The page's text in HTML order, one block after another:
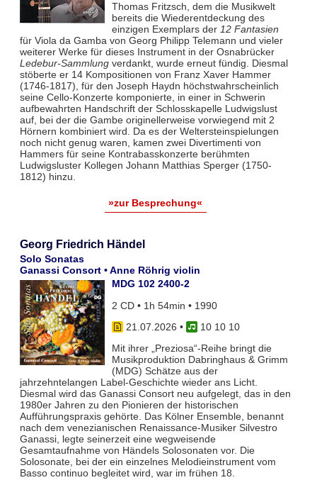
Thomas Fritzsch, dem die Musikwelt
bereits die Wiederentdeckung des
einzigen Exemplars der 12 Fantasien
für Viola da Gamba von Georg Philipp Telemann und vieler
weiterer Werke für dieses Instrument in der Osnabrücker
Ledebur-Sammlungverdankt, wurde erneut fündig. Diesmal
stöberte er 14 Kompositionen von Franz Xaver Hammer
(1746-1817), für den Joseph Haydn höchstwahrscheinlich
seine Cello-Konzerte komponierte, in einer in Schwerin
aufbewahrten Handschrift der Schlosskapelle Ludwigslust
auf, bei der die Gambe originellerweise vorwiegend mit 2
Hörnern kombiniert wird. Da es der Weltersteinspielungen
noch nicht genug waren, kamen zwei Divertimenti von
Hammers für seine Kontrabasskonzerte berühmten
Ludwigsluster Kollegen Johann Matthias Sperger (1750-
1812) hinzu.
»zur Besprechung«
Georg Friedrich Händel
Solo Sonatas
Ganassi Consort • Anne Röhrig violin
MDG 102 2400-2
2 CD • 1h 54min • 1990
21.07.2026 •
10 10 10
Mit ihrer „Preziosa“-Reihe bringt die
Musikproduktion Dabringhaus & Grimm
(MDG) Schätze aus der
jahrzehntelangen Label-Geschichte wieder ans Licht.
Diesmal wird das Ganassi Consort neu aufgelegt, das in den
1980er Jahren zu den Pionieren der historischen
Aufführungspraxis gehörte. Das Kölner Ensemble, benannt
nach dem venezianischen Renaissance-Musiker Silvestro
Ganassi, legte seinerzeit eine wegweisende
Gesamtaufnahme von Händels Solosonaten vor. Die
Solosonate, bei der ein einzelnes Melodieinstrument vom
Basso continuo begleitet wird, war im frühen 18.